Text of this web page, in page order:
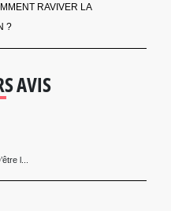
RAVIVER LA
?
AVIS
l...